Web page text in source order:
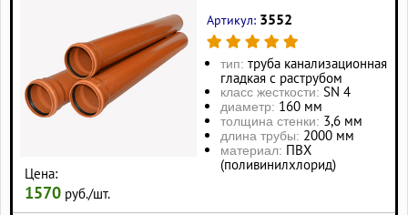
Цена:
1570 руб./шт.
Артикул: 3552
тип: труба канализационная
гладкая с раструбом
класс жесткости: SN 4
диаметр: 160 мм
толщина стенки: 3,6 мм
длина трубы: 2000 мм
материал: ПВХ
(поливинилхлорид)